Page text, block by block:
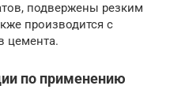
подвержены резким
производится с
цемента.
по применению